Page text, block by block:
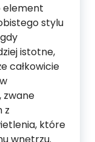
element
stylu
istotne,
całkowicie
zwane
z
które
wnętrzu.